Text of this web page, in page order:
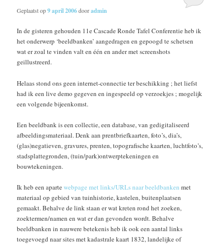
Geplaatst op9 april 2006dooradmin
In de gisteren gehouden 11e Cascade Ronde Tafel Conferentie heb ik
het onderwerp ‘beeldbanken’ aangedragen en gepoogd te schetsen
wat er zoal te vinden valt en één en ander met screenshots
geillustreerd.
Helaas stond ons geen internet-connectie ter beschikking ; het liefst
had ik een live demo gegeven en ingespeeld op verzoekjes ; mogelijk
een volgende bijeenkomst.
Een beeldbank is een collectie, een database, van gedigitaliseerd
afbeeldingsmateriaal. Denk aan prentbriefkaarten, foto’s, dia’s,
(glas)negatieven, gravures, prenten, topografische kaarten, luchtfoto’s,
stadsplattegronden, (tuin/park)ontwerptekeningen en
bouwtekeningen.
Ik heb een apartewebpage met links/URLs naar beeldbanken met
materiaal op gebied van tuinhistorie, kastelen, buitenplaatsen
gemaakt. Behalve de link staan er wat kreten rond het zoeken,
zoektermen/namen en wat er dan gevonden wordt. Behalve
beeldbanken in nauwere betekenis heb ik ook een aantal links
toegevoegd naar sites met kadastrale kaart 1832, landelijke of